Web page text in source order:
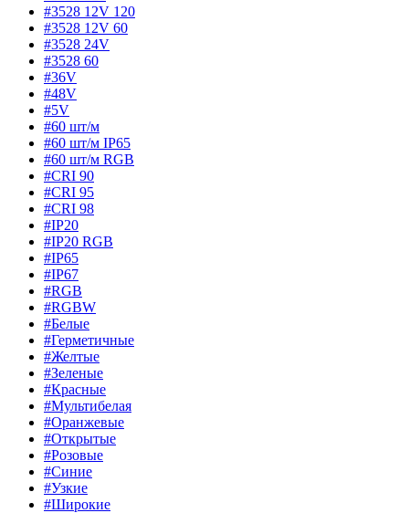
#3528 12V 120
#3528 12V 60
#3528 24V
#3528 60
#36V
#48V
#5V
#60 шт/м
#60 шт/м IP65
#60 шт/м RGB
#CRI 90
#CRI 95
#CRI 98
#IP20
#IP20 RGB
#IP65
#IP67
#RGB
#RGBW
#Белые
#Герметичные
#Желтые
#Зеленые
#Красные
#Мультибелая
#Оранжевые
#Открытые
#Розовые
#Синие
#Узкие
#Широкие